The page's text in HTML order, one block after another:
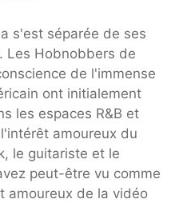
s'est séparée de ses
Les Hobnobbers de
de l'immense
ont initialement
les espaces R&B et
amoureux du
le guitariste et le
peut-être vu comme
amoureux de la vidéo